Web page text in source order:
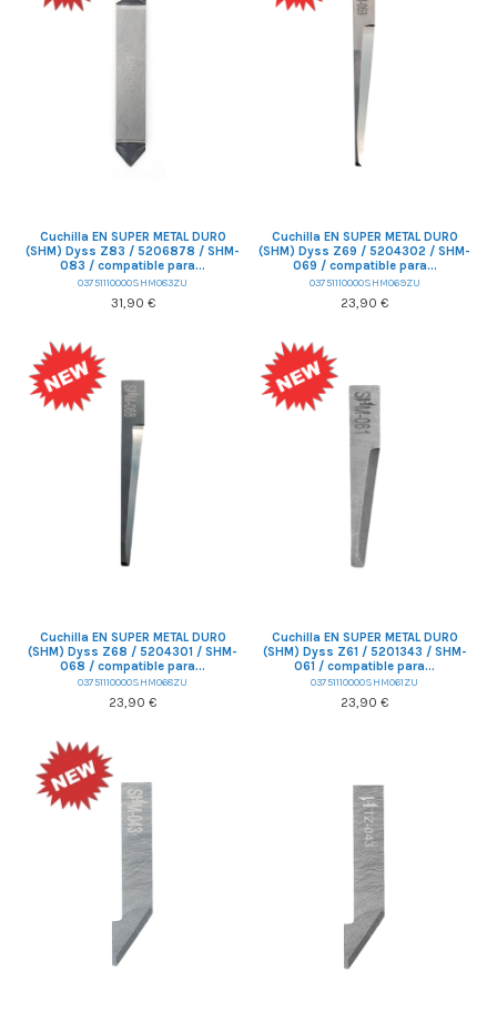
Cuchilla EN SUPER METAL DURO
(SHM) Dyss Z83 / 5206878 / SHM-
083 / compatible para...
03751110000SHM083ZU
31,90 €
Cuchilla EN SUPER METAL DURO
(SHM) Dyss Z69 / 5204302 / SHM-
069 / compatible para...
03751110000SHM069ZU
23,90 €
Cuchilla EN SUPER METAL DURO
(SHM) Dyss Z68 / 5204301 / SHM-
068 / compatible para...
03751110000SHM068ZU
23,90 €
Cuchilla EN SUPER METAL DURO
(SHM) Dyss Z61 / 5201343 / SHM-
061 / compatible para...
03751110000SHM061ZU
23,90 €